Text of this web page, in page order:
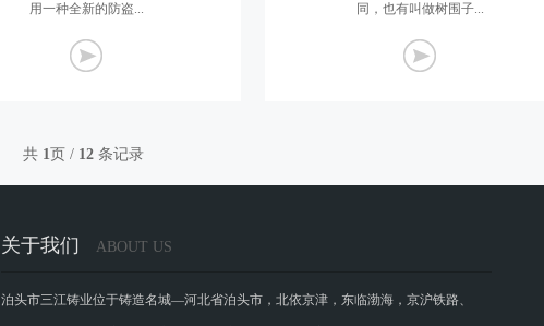
用一种全新的防盗...
同，也有叫做树围子...
共 1页 / 12条记录
关于我们 ABOUT US
泊头市三江铸业位于铸造名城—河北省泊头市，北依京津，东临渤海，京沪铁路、